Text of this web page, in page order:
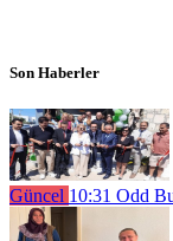
Son Haberler
Güncel 10:31 Odd